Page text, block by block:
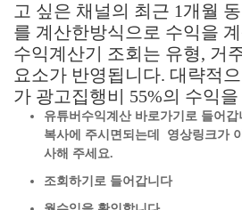
고 싶은 채널의 최근 1개월
를 계산한방식으로 수익을
수익계산기 조회는 유형, 거
요소가 반영됩니다. 대략적
가 광고집행비 55%의 수익
유튜버수익계산 바로가기로 들어
복사에 주시면되는데 영상링크가
사해 주세요.
조회하기로 들어갑니다